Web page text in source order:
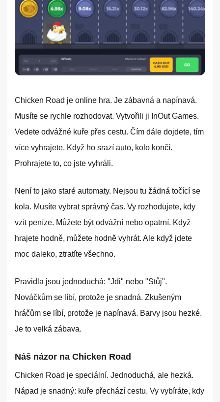
Chicken Road je online hra. Je zábavná a napínavá.
Musíte se rychle rozhodovat. Vytvořili ji InOut Games.
Vedete odvážné kuře přes cestu. Čím dále dojdete, tím
více vyhrajete. Když ho srazí auto, kolo končí.
Prohrajete to, co jste vyhráli.
Není to jako staré automaty. Nejsou tu žádná točící se
kola. Musíte vybrat správný čas. Vy rozhodujete, kdy
vzít peníze. Můžete být odvážní nebo opatrní. Když
hrajete hodně, můžete hodně vyhrát. Ale když jdete
moc daleko, ztratíte všechno.
Pravidla jsou jednoduchá: "Jdi" nebo "Stůj".
Nováčkům se líbí, protože je snadná. Zkušeným
hráčům se líbí, protože je napínavá. Barvy jsou hezké.
Je to velká zábava.
Náš názor na Chicken Road
Chicken Road je speciální. Jednoduchá, ale hezká.
Nápad je snadný: kuře přechází cestu. Vy vybíráte, kdy